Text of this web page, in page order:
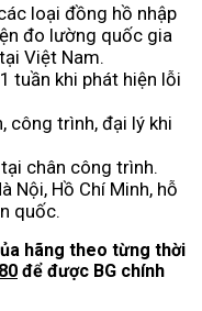
loại đồng hồ nhập
đo lường quốc gia
Việt Nam.
tuần khi phát hiện lỗi
công trình, đại lý khi
chân công trình.
Nội, Hồ Chí Minh, hỗ
quốc.
hãng theo từng thời
để được BG chính